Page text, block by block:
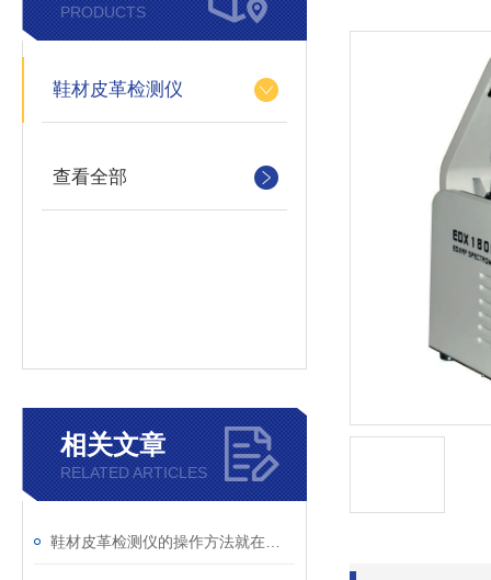
PRODUCTS
鞋材皮革检测仪
查看全部
相关文章
RELATED ARTICLES